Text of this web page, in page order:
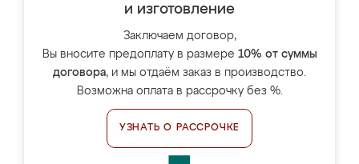
и изготовление
Заключаем договор,
Вы вносите предоплату в размере 10% от суммы
договора, и мы отдаём заказ в производство.
Возможна оплата в рассрочку без %.
УЗНАТЬ О РАССРОЧКЕ